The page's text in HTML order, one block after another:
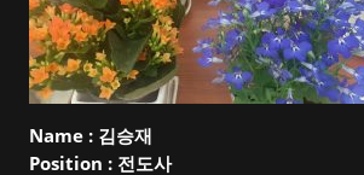
Name : 김승재
Position : 전도사